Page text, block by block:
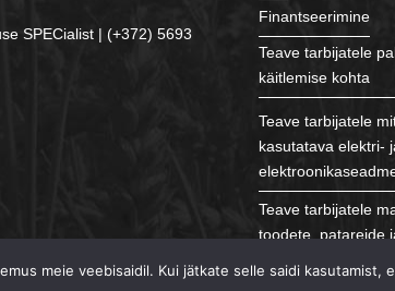
SPECialist | (+372) 5693
Finantseerimine
Teave tarbijatele
käitlemise kohta
Teave tarbijatele
kasutatava elektri-
Teave tarbijatele
toodete, patareide
meie veebisaidil. Kui jätkate selle saidi kasutamist,